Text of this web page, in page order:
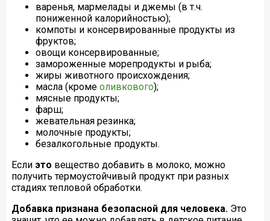
варенья, мармелады и джемы (в т.ч.
пониженной калорийностью);
компоты и консервированные продукты из
фруктов;
овощи консервированные;
замороженные морепродукты и рыба;
жиры животного происхождения;
масла (кроме оливкового);
мясные продукты;
фарш;
жевательная резинка;
молочные продукты;
безалкогольные продукты.
Если это вещество добавить в молоко, можно
получить термоустойчивый продукт при разных
стадиях тепловой обработки.
Добавка признана безопасной для человека. Это